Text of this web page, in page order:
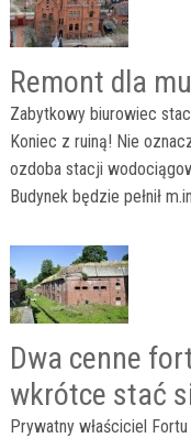
Remont dla
Zabytkowy biurowiec
Koniec z ruiną! Nie
ozdoba stacji
Budynek będzie pełnił
Dwa cenne
wkrótce stać
Prywatny właściciel